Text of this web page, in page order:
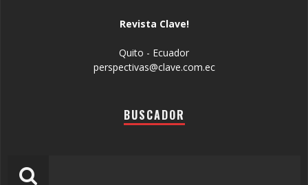
Revista Clave!
Quito - Ecuador
perspectivas@clave.com.ec
BUSCADOR